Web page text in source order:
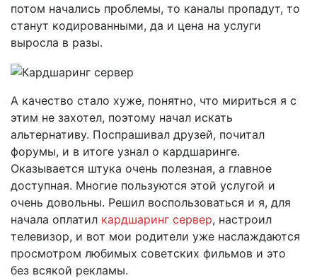
потом начались проблемы, то каналы пропадут, то
станут кодированными, да и цена на услуги
выросла в разы.
А качество стало хуже, понятно, что мириться я с
этим не захотел, поэтому начал искать
альтернативу. Поспрашивал друзей, почитал
форумы, и в итоге узнал о кардшаринге.
Оказывается штука очень полезная, а главное
доступная. Многие пользуются этой услугой и
очень довольны. Решил воспользоваться и я, для
начала оплатил кардшаринг сервер, настроил
телевизор, и вот мои родители уже наслаждаются
просмотром любимых советских фильмов и это
без всякой рекламы.